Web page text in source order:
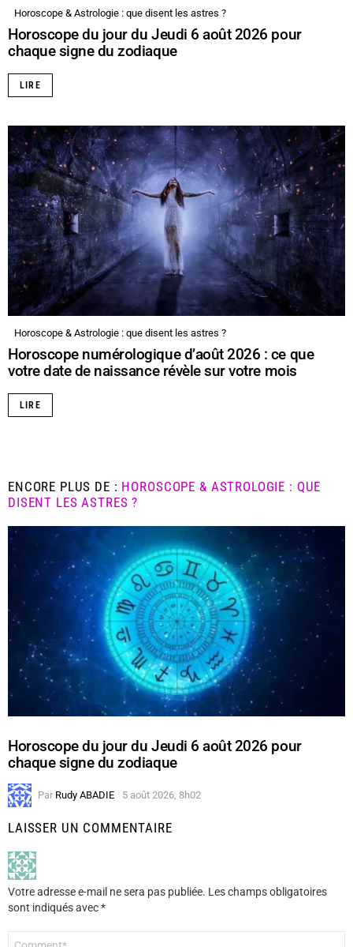
Horoscope & Astrologie : que disent les astres ?
Horoscope du jour du Jeudi 6 août 2026 pour
chaque signe du zodiaque
LIRE
Horoscope & Astrologie : que disent les astres ?
Horoscope numérologique d’août 2026 : ce que
votre date de naissance révèle sur votre mois
LIRE
ENCORE PLUS DE : HOROSCOPE & ASTROLOGIE : QUE
DISENT LES ASTRES ?
Horoscope du jour du Jeudi 6 août 2026 pour
chaque signe du zodiaque
Par Rudy ABADIE 5 août 2026, 8h02
LAISSER UN COMMENTAIRE
Votre adresse e-mail ne sera pas publiée. Les champs obligatoires
sont indiqués avec*